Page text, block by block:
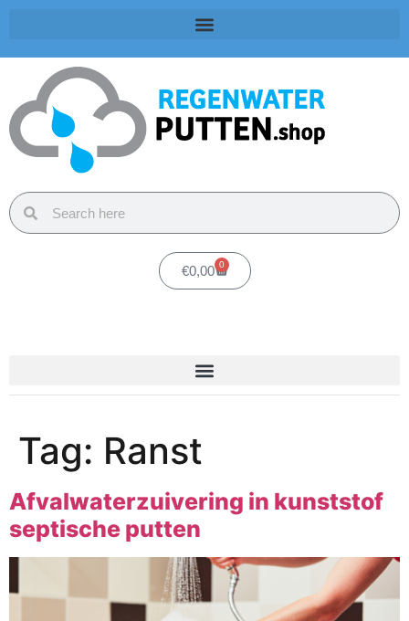
€0,00 0
Tag: Ranst
Afvalwaterzuivering in kunststof
septische putten